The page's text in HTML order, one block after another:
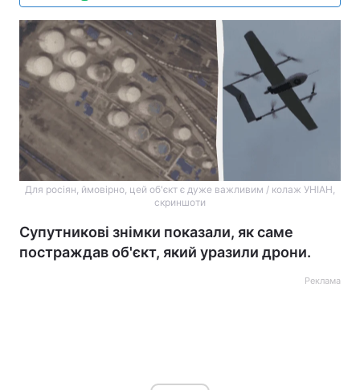
Для росіян, ймовірно, цей об'єкт є дуже важливим / колаж УНІАН,
скриншоти
Супутникові знімки показали, як саме
постраждав об'єкт, який уразили дрони.
Реклама